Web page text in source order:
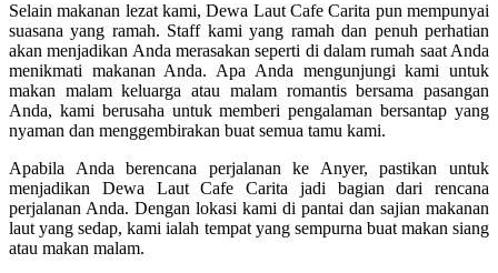
Selain makanan lezat kami, Dewa Laut Cafe Carita pun mempunyai
suasana yang ramah. Staff kami yang ramah dan penuh perhatian
akan menjadikan Anda merasakan seperti di dalam rumah saat Anda
menikmati makanan Anda. Apa Anda mengunjungi kami untuk
makan malam keluarga atau malam romantis bersama pasangan
Anda, kami berusaha untuk memberi pengalaman bersantap yang
nyaman dan menggembirakan buat semua tamu kami.
Apabila Anda berencana perjalanan ke Anyer, pastikan untuk
menjadikan Dewa Laut Cafe Carita jadi bagian dari rencana
perjalanan Anda. Dengan lokasi kami di pantai dan sajian makanan
laut yang sedap, kami ialah tempat yang sempurna buat makan siang
atau makan malam.